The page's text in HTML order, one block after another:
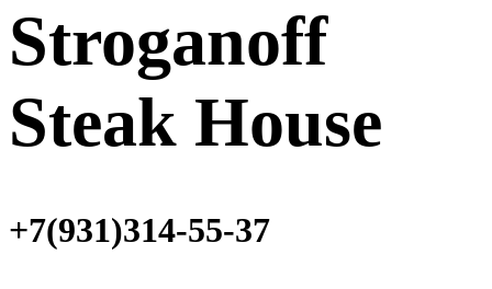
Stroganoff
Steak House
+7(931)314-55-37